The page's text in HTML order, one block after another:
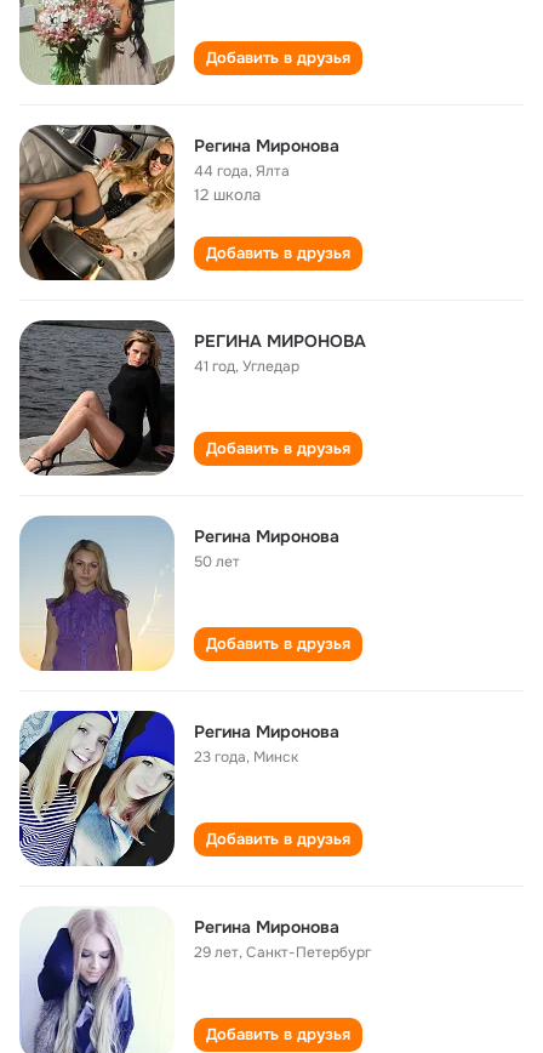
Добавить в друзья
Регина Миронова
44 года,Ялта
12 школа
Добавить в друзья
РЕГИНА МИРОНОВА
41 год,Угледар
Добавить в друзья
Регина Миронова
50 лет
Добавить в друзья
Регина Миронова
23 года, Минск
Добавить в друзья
Регина Миронова
29 лет,Санкт-Петербург
Добавить в друзья